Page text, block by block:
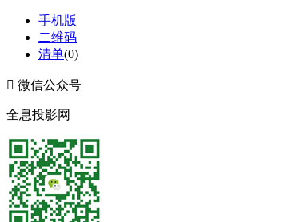
手机版
二维码
清单(0)
 微信公众号
全息投影网